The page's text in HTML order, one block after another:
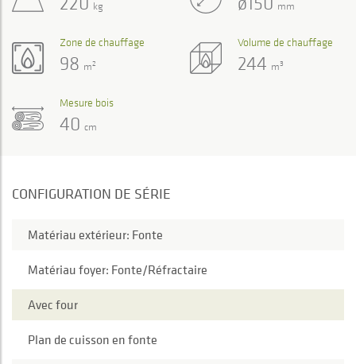
Volume de chauffage
244 m3
Zone de chauffage
98 m2
kg mm
Mesure bois
40 cm
CONFIGURATION DE SÉRIE
Matériau extérieur: Fonte
Matériau foyer: Fonte/Réfractaire
Avec four
Plan de cuisson en fonte